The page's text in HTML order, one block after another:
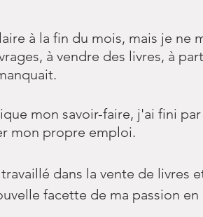
à la fin du mois, mais je ne
à vendre des livres, à
mon savoir-faire, j'ai fini
mon propre emploi.
dans la vente de livres
facette de ma passion